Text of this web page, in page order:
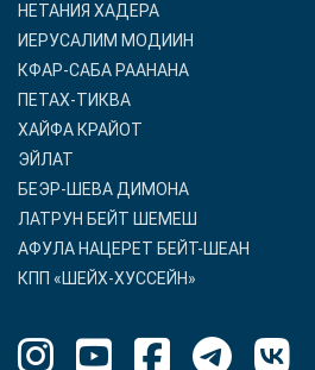
НЕТАНИЯ ХАДЕРА
ИЕРУСАЛИМ МОДИИН
КФАР-САБА РААНАНА
ПЕТАХ-ТИКВА
ХАЙФА КРАЙОТ
ЭЙЛАТ
БЕЭР-ШЕВА ДИМОНА
ЛАТРУН БЕЙТ ШЕМЕШ
АФУЛА НАЦЕРЕТ БЕЙТ-ШЕАН
КПП «ШЕЙХ-ХУССЕЙН»